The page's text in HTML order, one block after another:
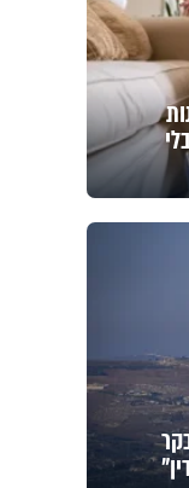
רעיונות